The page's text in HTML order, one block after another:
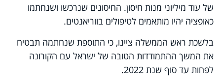
של עוד מיליוני מנות חיסון. החיסונים שנרכשו ושנחתמו
כאופציה יהיו מותאמים לטיפולים בווריאנטים.
בלשכת ראש הממשלה ציינו, כי התוספת שנחתמה תבטיח
את המשך ההתמודדות הטובה של ישראל עם הקורונה
לפחות עד סוף שנת 2022.